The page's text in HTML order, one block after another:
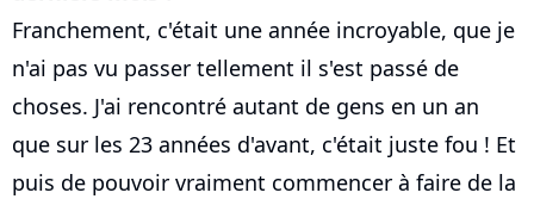
Franchement, c'était une année incroyable, que je
n'ai pas vu passer tellement il s'est passé de
choses. J'ai rencontré autant de gens en un an
que sur les 23 années d'avant, c'était juste fou ! Et
puis de pouvoir vraiment commencer à faire de la